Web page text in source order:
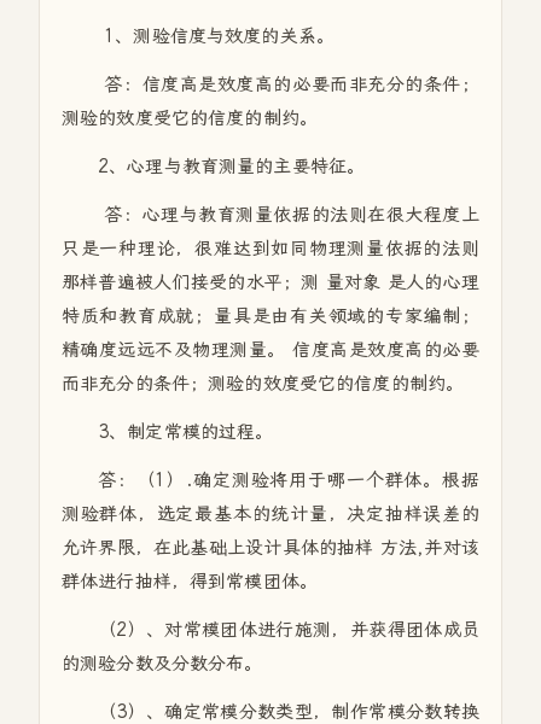
1、测验信度与效度的关系。
答：信度高是效度高的必要而非充分的条件；
测验的效度受它的信度的制约。
2、心理与教育测量的主要特征。
答：心理与教育测量依据的法则在很大程度上
只是一种理论，很难达到如同物理测量依据的法则
那样普遍被人们接受的水平；测 量对象 是人的心理
特质和教育成就；量具是由有关领域的专家编制；
精确度远远不及物理测量。 信度高是效度高的必要
而非充分的条件；测验的效度受它的信度的制约。
3、制定常模的过程。
答：（1）.确定测验将用于哪一个群体。根据
测验群体，选定最基本的统计量，决定抽样误差的
允许界限，在此基础上设计具体的抽样 方法,并对该
群体进行抽样，得到常模团体。
（2）、对常模团体进行施测，并获得团体成员
的测验分数及分数分布。
（3）、确定常模分数类型，制作常模分数转换